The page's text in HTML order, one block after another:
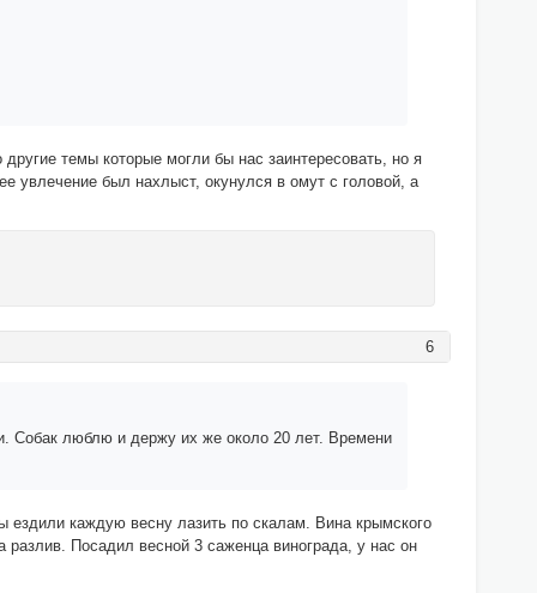
темы которые могли бы нас заинтересовать, но я
увлечение был нахлыст, окунулся в омут с головой, а
6
Собак люблю и держу их же около 20 лет. Времени
каждую весну лазить по скалам. Вина крымского
Посадил весной 3 саженца винограда, у нас он